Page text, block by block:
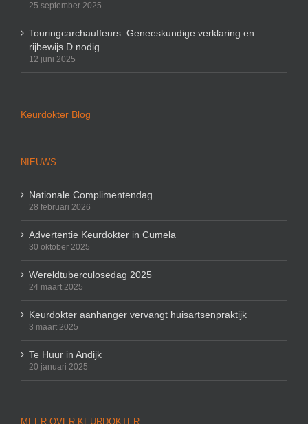
25 september 2025
Touringcarchauffeurs: Geneeskundige verklaring en
rijbewijs D nodig
12 juni 2025
Keurdokter Blog
NIEUWS
Nationale Complimentendag
28 februari 2026
Advertentie Keurdokter in Cumela
30 oktober 2025
Wereldtuberculosedag 2025
24 maart 2025
Keurdokter aanhanger vervangt huisartsenpraktijk
3 maart 2025
Te Huur in Andijk
20 januari 2025
MEER OVER KEURDOKTER